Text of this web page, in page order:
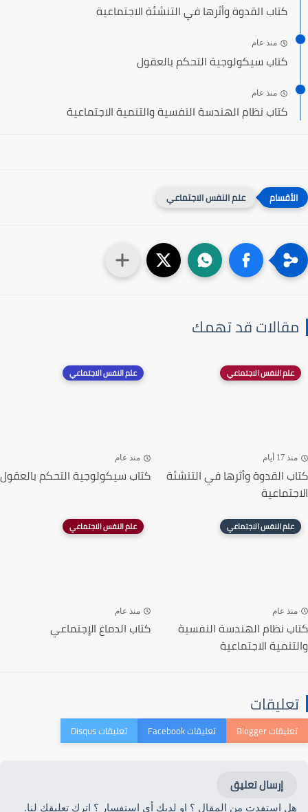
كتاب القدوة وأثرها في التنشئة الاجتماعية
منذ عام
كتاب سيكولوجية التحكم بالعقول
منذ عام
كتاب نظام الهندسة النفسية والتنمية الاجتماعية
علم النفس الاجتماعي
مقالات قد تهمك
علم النفس الاجتماعي
منذ 17 أيام
كتاب القدوة وأثرها في التنشئة
الاجتماعية
علم النفس الاجتماعي
منذ عام
كتاب سيكولوجية التحكم بالعقول
علم النفس الاجتماعي
منذ عام
كتاب نظام الهندسة النفسية
والتنمية الاجتماعية
علم النفس الاجتماعي
منذ عام
كتاب الدماغ الإجتماعي
تعليقات
إرسال تعليق
هل استفدت من المقال ؟ او لديك أي استفسار ؟ اترك تعليقك لنا.